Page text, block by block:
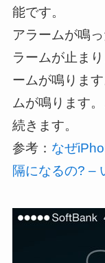
能です。
アラームが鳴
ラームが止ま
ームが鳴りま
ムが鳴ります
続きます。
参考： なぜ
隔になるの? –